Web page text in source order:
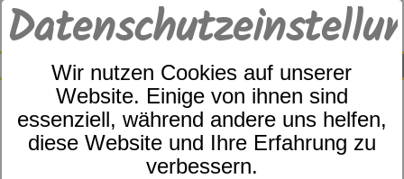
Wir nutzen Cookies auf unserer
Website. Einige von ihnen sind
essenziell, während andere uns helfen,
diese Website und Ihre Erfahrung zu
verbessern.
SUCHE
0
Farbe
Größe